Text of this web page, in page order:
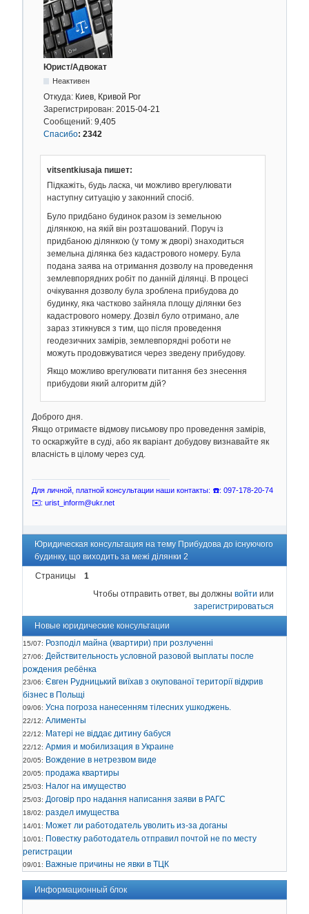
Юрист/Адвокат
Неактивен
Откуда: Киев, Кривой Рог
Зарегистрирован: 2015-04-21
Сообщений: 9,405
Спасибо: 2342
vitsentkiusaja пишет:
Підкажіть, будь ласка, чи можливо врегулювати
наступну ситуацію у законний спосіб.
Було придбано будинок разом із земельною
ділянкою, на якій він розташований. Поруч із
придбаною ділянкою (у тому ж дворі) знаходиться
земельна ділянка без кадастрового номеру. Була
подана заява на отримання дозволу на проведення
землевпорядних робіт по данній ділянці. В процесі
очікування дозволу була зроблена прибудова до
будинку, яка частково зайняла площу ділянки без
кадастрового номеру. Дозвіл було отримано, але
зараз зтикнувся з тим, що після проведення
геодезичних замірів, землевпорядні роботи не
можуть продовжуватися через зведену прибудову.
Якщо можливо врегулювати питання без знесення
прибудови який алгоритм дій?
Доброго дня.
Якщо отримаєте відмову письмову про проведення замірів,
то оскаржуйте в суді, або як варіант добудову визнавайте як
власність в цілому через суд.
Для личной, платной консультации наши контакты: ☎️: 097-178-20-74
✉️: urist_inform@ukr.net
Юридическая консультация на тему Прибудова до існуючого
будинку, що виходить за межі ділянки 2
Страницы
1
Чтобы отправить ответ, вы должны войти или
зарегистрироваться
Новые юридические консультации
15/07: Розподіл майна (квартири) при розлученні
27/06: Действительность условной разовой выплаты после
рождения ребёнка
23/06: Євген Рудницький виїхав з окупованої території відкрив
бізнес в Польщі
09/06: Усна погроза нанесенням тілесних ушкоджень.
22/12: Алименты
22/12: Матері не віддає дитину бабуся
22/12: Армия и мобилизация в Украине
20/05: Вождение в нетрезвом виде
20/05: продажа квартиры
25/03: Налог на имущество
25/03: Договір про надання написання заяви в РАГС
18/02: раздел имущества
14/01: Может ли работодатель уволить из-за доганы
10/01: Повестку работодатель отправил почтой не по месту
регистрации
09/01: Важные причины не явки в ТЦК
Информационный блок